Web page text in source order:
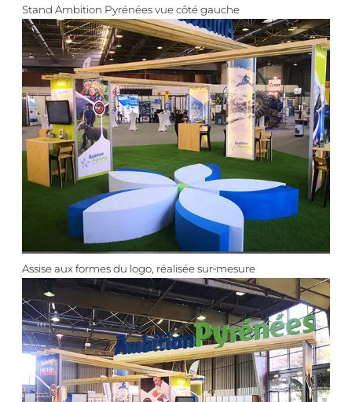
Stand Ambition Pyrénées vue côté gauche
Assise aux formes du logo, réalisée sur‑mesure